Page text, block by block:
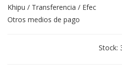
Khipu / Transferencia / Efec
Otros medios de pago
Stock: